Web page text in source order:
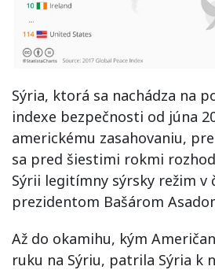
Sýria, ktorá sa nachádza na
indexe bezpečnosti od júna
americkému zasahovaniu,
sa pred šiestimi rokmi
Sýrii legitímny sýrsky režim v
prezidentom Bašárom
Až do okamihu, kým
ruku na Sýriu, patrila Sýria k